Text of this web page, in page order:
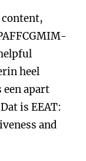
content,
heel
een apart
is EEAT:
and